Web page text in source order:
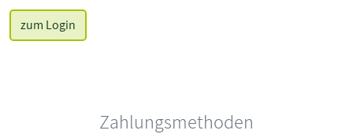
zum Login
Zahlungsmethoden